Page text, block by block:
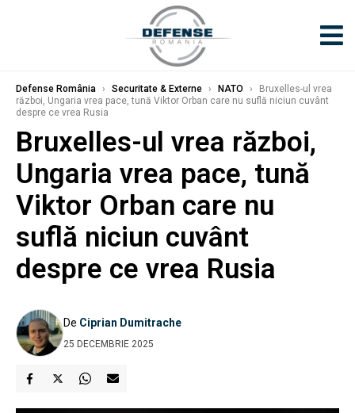
Defense România › Securitate & Externe › NATO ›
Bruxelles-ul vrea
război, Ungaria vrea pace, tună Viktor Orban care nu suflă niciun cuvânt
despre ce vrea Rusia
Bruxelles-ul vrea război,
Ungaria vrea pace, tună
Viktor Orban care nu
suflă niciun cuvânt
despre ce vrea Rusia
De Ciprian Dumitrache
25 DECEMBRIE 2025